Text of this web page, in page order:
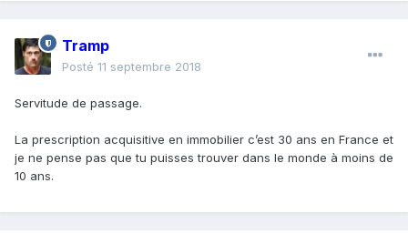
Tramp
Posté 11 septembre 2018
Servitude de passage.
La prescription acquisitive en immobilier c’est 30 ans en France et
je ne pense pas que tu puisses trouver dans le monde à moins de
10 ans.